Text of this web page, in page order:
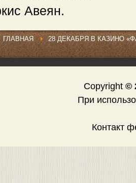
Авеян.
ГЛАВНАЯ
28 ДЕКАБРЯ В КАЗИНО
Copyright ©
При
Контакт